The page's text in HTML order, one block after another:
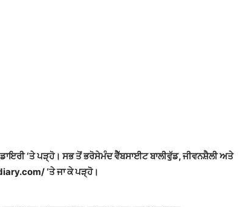
‘ਤੇ ਪੜ੍ਹੋ। ਸਭ ਤੋਂ ਭਰੋਸੇਮੰਦ ਵੈੱਬਸਾਈਟ ਬਾਲੀਵੁੱਡ, ਜੀਵਨਸ਼ੈਲੀ ਅਤੇ
‘ਤੇ ਜਾ ਕੇ ਪੜ੍ਹੋ।